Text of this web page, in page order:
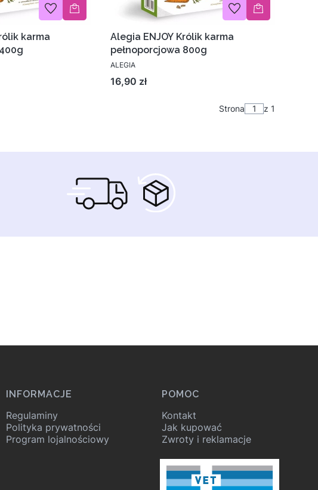
karma
Alegia ENJOY Królik karma
pełnoporcjowa 800g
ALEGIA
Cena
16,90 zł
Strona z 1
INFORMACJE
Regulaminy
Polityka prywatności
Program lojalnościowy
POMOC
Kontakt
Jak kupować
Zwroty i reklamacje